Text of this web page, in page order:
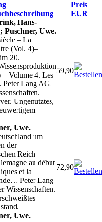
Preis
EUR
Hans-
Puschner, Uwe.
– La
(Vol. 4)–
20.
– Volume 4. Les
Peter Lang AG,
Ungenutztes,
59,90
Uwe.
um
der
Reich –
au début
et la
Peter Lang
Wissenschaften.
72,90
Uwe.